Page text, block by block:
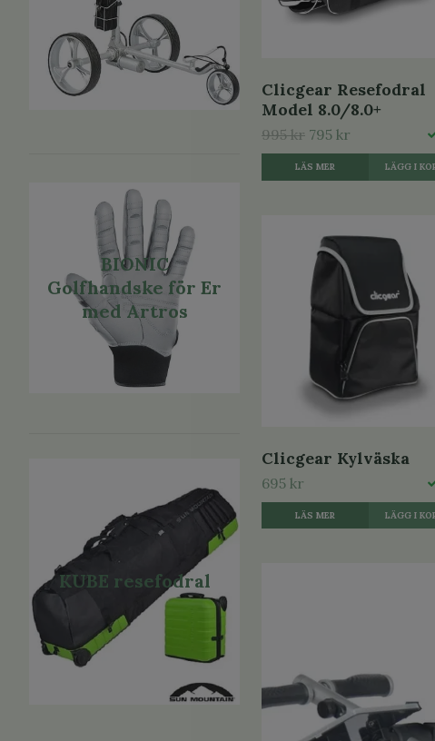
BIONIC
Golfhandske för Er
med Artros
KUBE resefodral
Clicgear Resefodral
Model 8.0/8.0+
995 kr 795 kr
LÄS MER
Clicgear Kylväska
695 kr
LÄS MER